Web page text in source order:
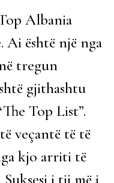
Albania
Ai është një nga
tregun
gjithashtu
Top List”.
veçantë të të
kjo arriti të
i tij më i